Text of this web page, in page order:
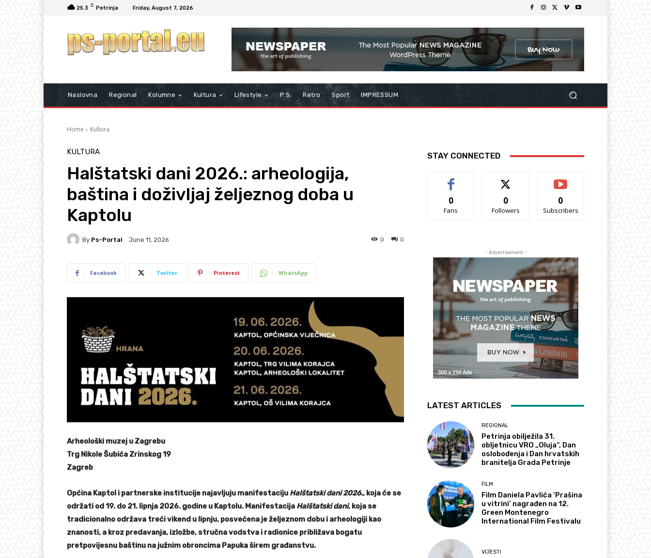
25.3 C Petrinja Friday, August 7, 2026
Naslovna Regional Kolumne Kultura Lifestyle P.S. Retro Sport IMPRESSUM
Home Kultura
KULTURA
Halštatski dani 2026.: arheologija,
baština i doživljaj željeznog doba u
Kaptolu
By Ps-Portal June 11, 2026 0
0
Facebook Twitter Pinterest WhatsApp
Arheološki muzej u Zagrebu
Trg Nikole Šubića Zrinskog 19
Zagreb
Općina Kaptol i partnerske institucije najavljuju manifestaciju Halštatski dani 2026., koja će se
održati od 19. do 21. lipnja 2026. godine u Kaptolu. Manifestacija Halštatski dani, koja se
tradicionalno održava treći vikend u lipnju, posvećena je željeznom dobu i arheologiji kao
znanosti, a kroz predavanja, izložbe, stručna vodstva i radionice približava bogatu
pretpovijesnu baštinu na južnim obroncima Papuka širem građanstvu.
STAY CONNECTED
0
Fans
0
Followers
0
Subscribers
- Advertisement -
LATEST ARTICLES
REGIONAL
Petrinja obilježila 31.
obljetnicu VRO „Oluja“, Dan
oslobođenja i Dan hrvatskih
branitelja Grada Petrinje
FILM
Film Daniela Pavlića ‘Prašina
u vitrini’ nagrađen na 12.
Green Montenegro
International Film Festivalu
VIJESTI